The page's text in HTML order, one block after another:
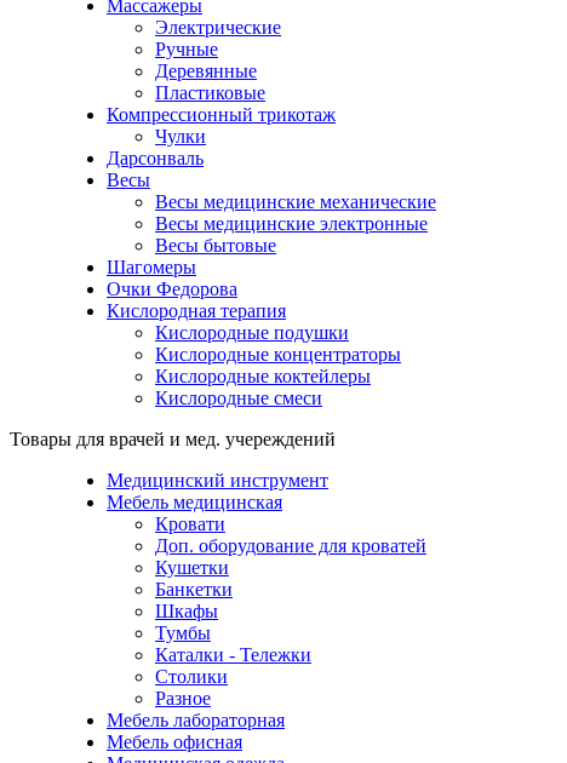
Массажеры
Электрические
Ручные
Деревянные
Пластиковые
Компрессионный трикотаж
Чулки
Дарсонваль
Весы
Весы медицинские механические
Весы медицинские электронные
Весы бытовые
Шагомеры
Очки Федорова
Кислородная терапия
Кислородные подушки
Кислородные концентраторы
Кислородные коктейлеры
Кислородные смеси
Товары для врачей и мед. учереждений
Медицинский инструмент
Мебель медицинская
Кровати
Доп. оборудование для кроватей
Кушетки
Банкетки
Шкафы
Тумбы
Каталки - Тележки
Столики
Разное
Мебель лабораторная
Мебель офисная